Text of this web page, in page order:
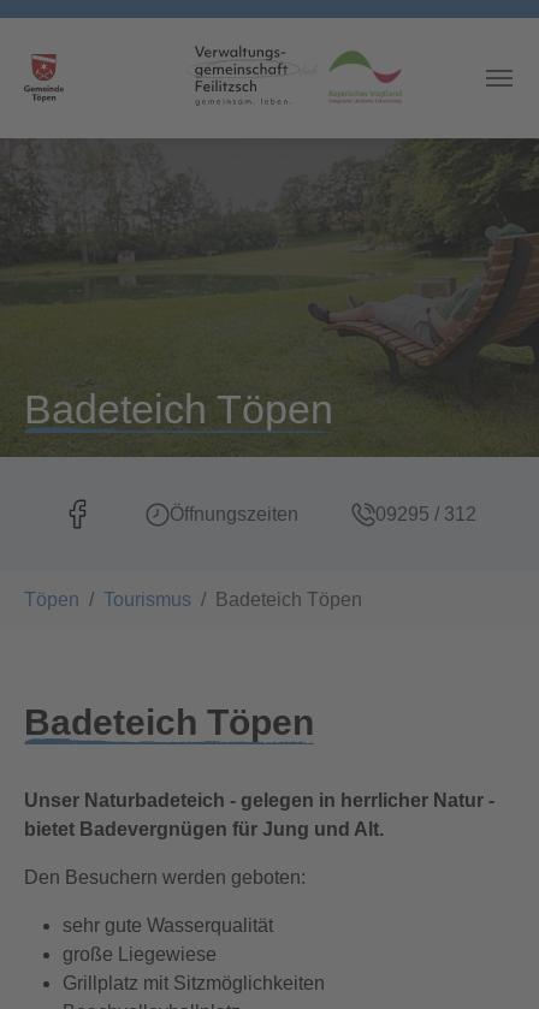
Skip to main content
Badeteich Töpen
Öffnungszeiten 09295 / 312
Töpen Tourismus Badeteich Töpen
Badeteich Töpen
Unser Naturbadeteich - gelegen in herrlicher Natur -
bietet Badevergnügen für Jung und Alt.
Den Besuchern werden geboten:
sehr gute Wasserqualität
große Liegewiese
Grillplatz mit Sitzmöglichkeiten